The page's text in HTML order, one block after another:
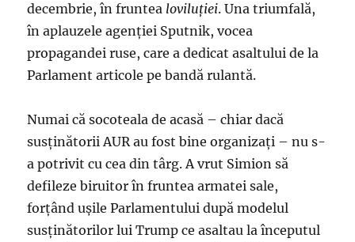
decembrie, în fruntea loviluţiei. Una triumfală,
în aplauzele agenţiei Sputnik, vocea
propagandei ruse, care a dedicat asaltului de la
Parlament articole pe bandă rulantă.
Numai că socoteala de acasă – chiar dacă
susţinătorii AUR au fost bine organizaţi – nu s-
a potrivit cu cea din târg. A vrut Simion să
defileze biruitor în fruntea armatei sale,
forţând uşile Parlamentului după modelul
susţinătorilor lui Trump ce asaltau la începutul